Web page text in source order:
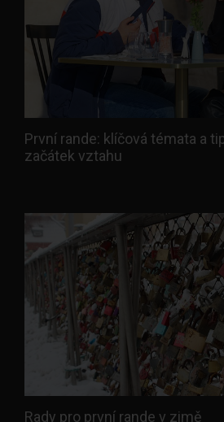
První rande: klíčová témata a
začátek vztahu
Rady pro první rande v zimě